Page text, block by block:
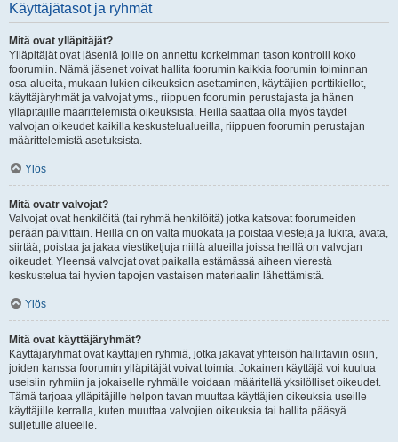
Käyttäjätasot ja ryhmät
Mitä ovat ylläpitäjät?
Ylläpitäjät ovat jäseniä joille on annettu korkeimman tason kontrolli koko
foorumiin. Nämä jäsenet voivat hallita foorumin kaikkia foorumin toiminnan
osa-alueita, mukaan lukien oikeuksien asettaminen, käyttäjien porttikiellot,
käyttäjäryhmät ja valvojat yms., riippuen foorumin perustajasta ja hänen
ylläpitäjille määrittelemistä oikeuksista. Heillä saattaa olla myös täydet
valvojan oikeudet kaikilla keskustelualueilla, riippuen foorumin perustajan
määrittelemistä asetuksista.
Ylös
Mitä ovatr valvojat?
Valvojat ovat henkilöitä (tai ryhmä henkilöitä) jotka katsovat foorumeiden
perään päivittäin. Heillä on on valta muokata ja poistaa viestejä ja lukita, avata,
siirtää, poistaa ja jakaa viestiketjuja niillä alueilla joissa heillä on valvojan
oikeudet. Yleensä valvojat ovat paikalla estämässä aiheen vierestä
keskustelua tai hyvien tapojen vastaisen materiaalin lähettämistä.
Ylös
Mitä ovat käyttäjäryhmät?
Käyttäjäryhmät ovat käyttäjien ryhmiä, jotka jakavat yhteisön hallittaviin osiin,
joiden kanssa foorumin ylläpitäjät voivat toimia. Jokainen käyttäjä voi kuulua
useisiin ryhmiin ja jokaiselle ryhmälle voidaan määritellä yksilölliset oikeudet.
Tämä tarjoaa ylläpitäjille helpon tavan muuttaa käyttäjien oikeuksia useille
käyttäjille kerralla, kuten muuttaa valvojien oikeuksia tai hallita pääsyä
suljetulle alueelle.